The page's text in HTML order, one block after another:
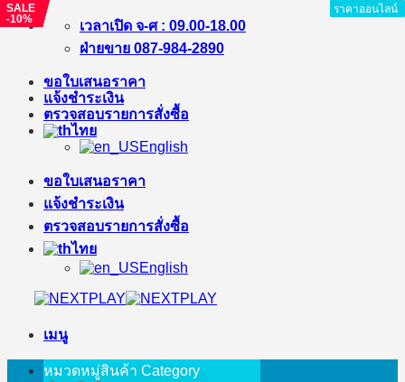
ข้าม
เนื้อหา
เวลาเปิด จ-ศ : 09.00-18.00
ฝ่ายขาย 087-984-2890
ขอใบเสนอราคา
แจ้งชำระเงิน
ตรวจสอบรายการสั่งซื้อ
ไทย
English
ขอใบเสนอราคา
แจ้งชำระเงิน
ตรวจสอบรายการสั่งซื้อ
ไทย
English
เมนู
ค้นหา:
หมวดหมู่สินค้า Category
ราคาออนไลน์
SALE
-10%
ราคาออนไลน์
ราคาออนไลน์
SALE
-3%
ราคาออนไลน์
ราคาออนไลน์
SALE
-15%
ราคาออนไลน์
SALE
-7%
ราคาออนไลน์
ราคาออนไลน์
ราคาออนไลน์
SALE
-8%